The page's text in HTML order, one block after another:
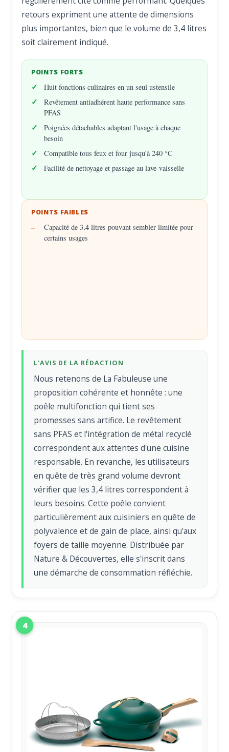
retours expriment une attente de dimensions
plus importantes, bien que le volume de 3,4 litres
soit clairement indiqué.
POINTS FORTS
Huit fonctions culinaires en un seul ustensile
Revêtement antiadhérent haute performance sans
PFAS
Poignées détachables adaptant l'usage à chaque
besoin
Compatible tous feux et four jusqu'à 240 °C
Facilité de nettoyage et passage au lave-vaisselle
POINTS FAIBLES
Capacité de 3,4 litres pouvant sembler limitée pour
certains usages
L'AVIS DE LA RÉDACTION
Nous retenons de La Fabuleuse une
proposition cohérente et honnête : une
poêle multifonction qui tient ses
promesses sans artifice. Le revêtement
sans PFAS et l'intégration de métal recyclé
correspondent aux attentes d'une cuisine
responsable. En revanche, les utilisateurs
en quête de très grand volume devront
vérifier que les 3,4 litres correspondent à
leurs besoins. Cette poêle convient
particulièrement aux cuisiniers en quête de
polyvalence et de gain de place, ainsi qu'aux
foyers de taille moyenne. Distribuée par
Nature & Découvertes, elle s'inscrit dans
une démarche de consommation réfléchie.
4